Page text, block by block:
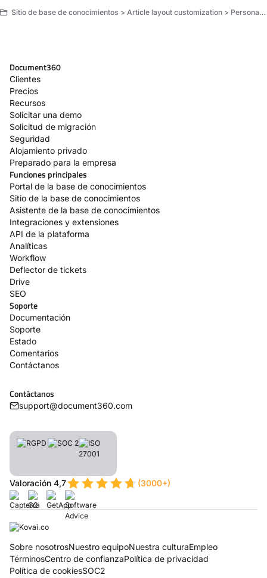
Sitio de base de conocimientos > Article layout customization > Personalización
Document360
Clientes
Precios
Recursos
Solicitar una demo
Solicitud de migración
Seguridad
Alojamiento privado
Preparado para la empresa
Funciones principales
Portal de la base de conocimientos
Sitio de la base de conocimientos
Asistente de la base de conocimientos
Integraciones y extensiones
API de la plataforma
Analíticas
Workflow
Deflector de tickets
Drive
SEO
Soporte
Documentación
Soporte
Estado
Comentarios
Contáctanos
Contáctanos
support@document360.com
Valoración 4,7 (3000+)
Sobre nosotrosNuestro equipoNuestra culturaEmpleo
TérminosCentro de confianzaPolítica de privacidad
Política de cookiesSOC2